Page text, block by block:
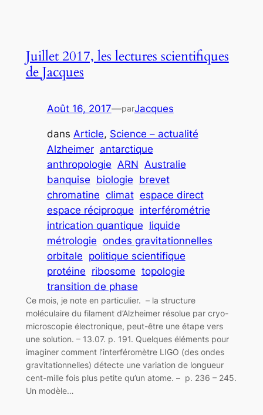
Juillet 2017, les lectures scientifiques
de Jacques
Août 16, 2017—parJacques
dans Article, Science – actualité
Alzheimer antarctique
anthropologie ARN Australie
banquise biologie brevet
chromatine climat espace direct
espace réciproque interférométrie
intrication quantique liquide
métrologie ondes gravitationnelles
orbitale politique scientifique
protéine ribosome topologie
transition de phase
Ce mois, je note en particulier. – la structure
moléculaire du filament d’Alzheimer résolue par cryo-
microscopie électronique, peut-être une étape vers
une solution. – 13.07. p. 191. Quelques éléments pour
imaginer comment l’interféromètre LIGO (des ondes
gravitationnelles) détecte une variation de longueur
cent-mille fois plus petite qu’un atome. – p. 236 – 245.
Un modèle…